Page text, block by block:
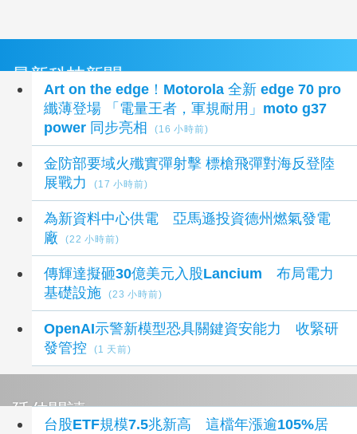
最新科技新聞
Art on the edge！Motorola 全新 edge 70 pro
纖薄登場 「電量王者，軍規耐用」moto g37
power 同步亮相
(16 小時前)
金防部要域火殲實彈射擊 標槍飛彈對海反登陸
展戰力
(17 小時前)
為新資料中心供電 亞馬遜投資德州燃氣發電
廠
(22 小時前)
傳輝達擬砸30億美元入股Lancium 布局電力
基礎設施
(23 小時前)
OpenAI示警新模型恐具關鍵資安能力 收緊研
發管控
(1 天前)
延伸閱讀
台股ETF規模7.5兆新高 這檔年漲逾105%居